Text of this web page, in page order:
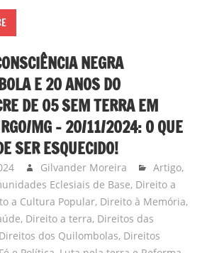
NEGRA
E 20 ANOS DO
DE 05 SEM TERRA EM
MG – 20/11/2024: O QUE
SER ESQUECIDO!
Gilvander Moreira Artigo,
Eclesiais de Base, Direito a
a Cultura Popular, Direito à Memória,
, Direito a terra, Direitos das
Direitos dos Quilombolas, Direitos